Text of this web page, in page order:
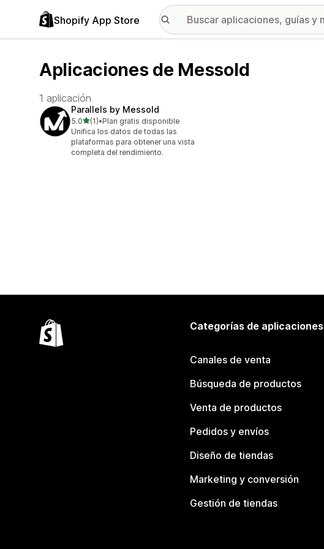
Shopify App Store
Aplicaciones de Messold
1 aplicación
Parallels by Messold
5.0de 5 estrellas
(1)
1 reseñas en total
•Plan gratis disponible
Unifica los datos de todas las
plataformas para obtener una vista
completa del rendimiento.
Categorías de aplicaciones
Canales de venta
Búsqueda de productos
Venta de productos
Pedidos y envíos
Diseño de tiendas
Marketing y conversión
Gestión de tiendas